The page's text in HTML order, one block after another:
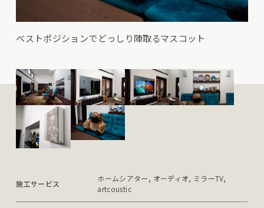
ベストポジションでどっしり陣取るマスコット
施工サービス
ホームシアター, オーディオ, ミラーTV,
artcoustic